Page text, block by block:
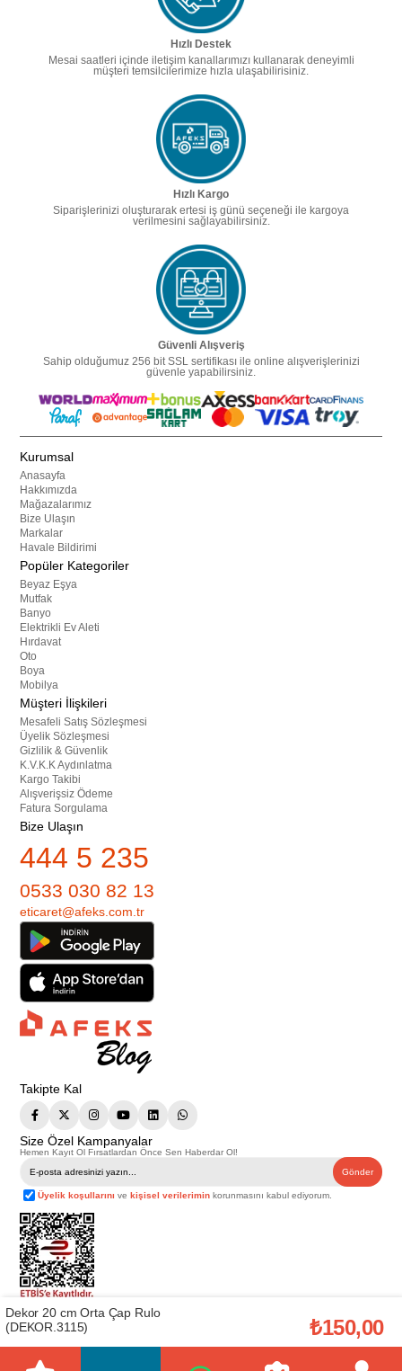
Hızlı Destek
Mesai saatleri içinde iletişim kanallarımızı kullanarak deneyimli
müşteri temsilcilerimize hızla ulaşabilirisiniz.
Hızlı Kargo
Siparişlerinizi oluşturarak ertesi iş günü seçeneği ile kargoya
verilmesini sağlayabilirsiniz.
Güvenli Alışveriş
Sahip olduğumuz 256 bit SSL sertifikası ile online alışverişlerinizi
güvenle yapabilirsiniz.
Kurumsal
Anasayfa
Hakkımızda
Mağazalarımız
Bize Ulaşın
Markalar
Havale Bildirimi
Popüler Kategoriler
Beyaz Eşya
Mutfak
Banyo
Elektrikli Ev Aleti
Hırdavat
Oto
Boya
Mobilya
Müşteri İlişkileri
Mesafeli Satış Sözleşmesi
Üyelik Sözleşmesi
Gizlilik & Güvenlik
K.V.K.K Aydınlatma
Kargo Takibi
Alışverişsiz Ödeme
Fatura Sorgulama
Bize Ulaşın
444 5 235
0533 030 82 13
eticaret@afeks.com.tr
Takipte Kal
Size Özel Kampanyalar
Hemen Kayıt Ol Fırsatlardan Önce Sen Haberdar Ol!
Gönder
Üyelik koşullarını vekişisel verilerimin korunmasını kabul ediyorum.
Telif Hakkı © 2026Afeks Yapı Market
. Tüm hakları saklıdır.
Bu web sitesindeki tüm ürünler ticari amaçlıdır. Web sitemizde yer alan
görsel ve yazılı içerikler firmamıza ait olup, firmamızın yazılı izni alınmadan
başka yerlerde kullanılamaz. İçeriklerin izin alınmadan kopyalanması ve
Dekor 20 cm Orta Çap Rulo
(DEKOR.3115)
₺150,00